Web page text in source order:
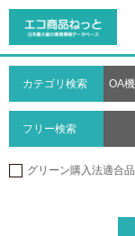
カテゴリ検索
フリー検索
グリーン購入法適合